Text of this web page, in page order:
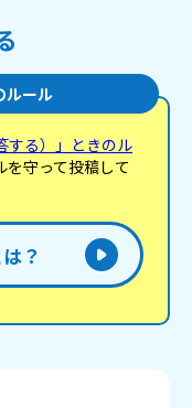
ルール
する）」ときのル
を守って投稿して
？